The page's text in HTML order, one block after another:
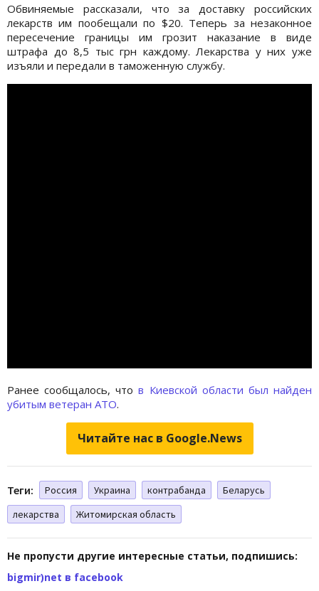
Обвиняемые рассказали, что за доставку российских
лекарств им пообещали по $20. Теперь за незаконное
пересечение границы им грозит наказание в виде
штрафа до 8,5 тыс грн каждому. Лекарства у них уже
изъяли и передали в таможенную службу.
Ранее сообщалось, что в Киевской области был найден
убитым ветеран АТО.
Читайте нас в Google.News
Теги: Россия Украина контрабанда
Беларусь
лекарства
Житомирская область
Не пропусти другие интересные статьи, подпишись:
bigmir)net в facebook